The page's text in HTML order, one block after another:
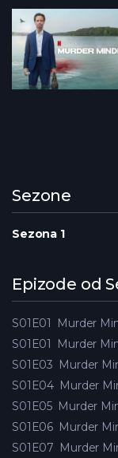
Sezone
Sezona 1
Epizode od
S01E01
Murder
S01E01
Murder
S01E03 Murder
S01E04 Murder
S01E05 Murder
S01E06 Murder
S01E07 Murder